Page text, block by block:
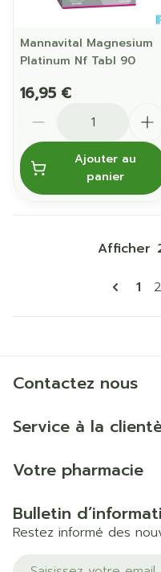
Mannavital Magnesium
Platinum Nf Tabl 90
16,95 €
Ajouter au
panier
1 2
Afficher
Contactez nous
Service à la
Votre pharmacie
Bulletin
Restez informé des
Adresse mail